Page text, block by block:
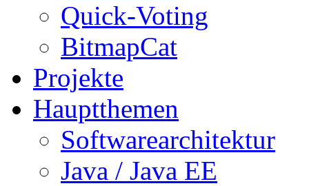
Quick-Voting
BitmapCat
Projekte
Hauptthemen
Softwarearchitektur
Java / Java EE